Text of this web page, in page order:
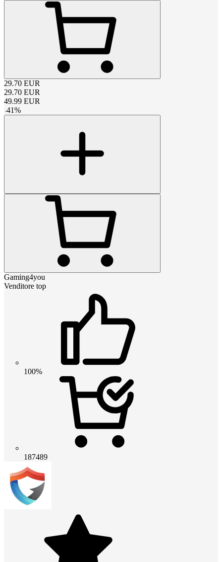
29.70 EUR
29.70 EUR
49.99 EUR
-41%
Gaming4you
Venditore top
100%
187489